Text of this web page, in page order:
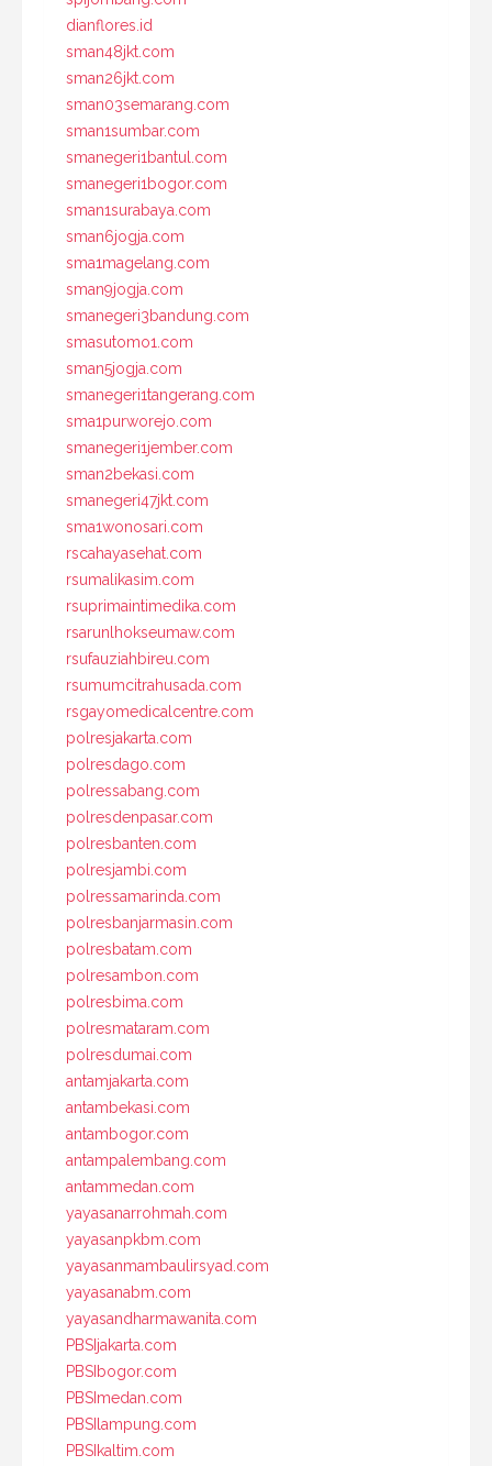
dianflores.id
sman48jkt.com
sman26jkt.com
sman03semarang.com
sman1sumbar.com
smanegeri1bantul.com
smanegeri1bogor.com
sman1surabaya.com
sman6jogja.com
sma1magelang.com
sman9jogja.com
smanegeri3bandung.com
smasutomo1.com
sman5jogja.com
smanegeri1tangerang.com
sma1purworejo.com
smanegeri1jember.com
sman2bekasi.com
smanegeri47jkt.com
sma1wonosari.com
rscahayasehat.com
rsumalikasim.com
rsuprimaintimedika.com
rsarunlhokseumaw.com
rsufauziahbireu.com
rsumumcitrahusada.com
rsgayomedicalcentre.com
polresjakarta.com
polresdago.com
polressabang.com
polresdenpasar.com
polresbanten.com
polresjambi.com
polressamarinda.com
polresbanjarmasin.com
polresbatam.com
polresambon.com
polresbima.com
polresmataram.com
polresdumai.com
antamjakarta.com
antambekasi.com
antambogor.com
antampalembang.com
antammedan.com
yayasanarrohmah.com
yayasanpkbm.com
yayasanmambaulirsyad.com
yayasanabm.com
yayasandharmawanita.com
PBSIjakarta.com
PBSIbogor.com
PBSImedan.com
PBSIlampung.com
PBSIkaltim.com